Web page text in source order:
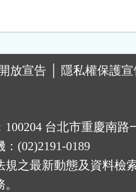
放宣告
隱私權保護
台北市重慶南路
(02)2191-0189
規之最新動態及資料檢